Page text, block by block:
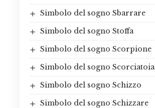
Simbolo del sogno Sbarrare
Simbolo del sogno Stoffa
Simbolo del sogno Scorpione
Simbolo del sogno Scorciatoia
Simbolo del sogno Schizzo
Simbolo del sogno Schizzare